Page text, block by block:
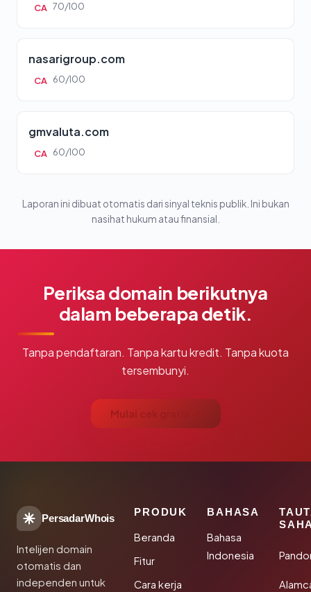
CA 70/100
nasarigroup.com
CA 60/100
gmvaluta.com
CA 60/100
Laporan ini dibuat otomatis dari sinyal teknis publik. Ini bukan
nasihat hukum atau finansial.
Periksa domain berikutnya
dalam beberapa detik.
Tanpa pendaftaran. Tanpa kartu kredit. Tanpa kuota
tersembunyi.
Mulai cek gratis →
PersadarWhois
Intelijen domain
otomatis dan
independen untuk
PRODUK
Beranda
Fitur
Cara kerja
BAHASA
Bahasa
Indonesia